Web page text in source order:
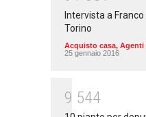
Intervista a
Torino
Acquisto casa, Agenti
25 gennaio 2016
9 544